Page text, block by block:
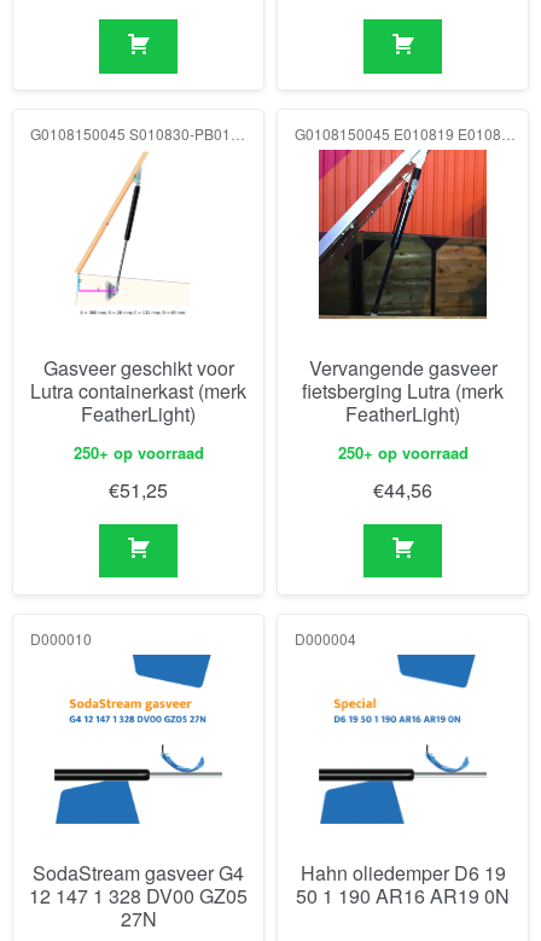
G0108150045 S010830-PB0113 E010819-BH0110 150N
Gasveer geschikt voor
Lutra containerkast (merk
FeatherLight)
250+ op voorraad
€51,25
G0108150045 E010819 E010819 150N
Vervangende gasveer
fietsberging Lutra (merk
FeatherLight)
250+ op voorraad
€44,56
D000010
SodaStream gasveer G4
12 147 1 328 DV00 GZ05
27N
D000004
Hahn oliedemper D6 19
50 1 190 AR16 AR19 0N